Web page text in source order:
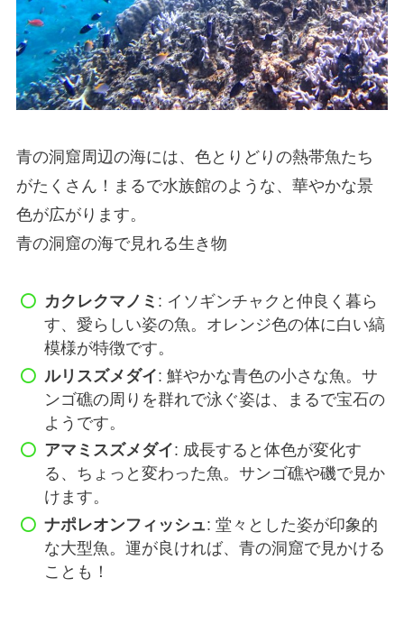
青の洞窟周辺の海には、色とりどりの熱帯魚たち
がたくさん！まるで水族館のような、華やかな景
色が広がります。
青の洞窟の海で見れる生き物
カクレクマノミ : イソギンチャクと仲良く暮ら
す、愛らしい姿の魚。オレンジ色の体に白い縞
模様が特徴です。
ルリスズメダイ: 鮮やかな青色の小さな魚。サ
ンゴ礁の周りを群れで泳ぐ姿は、まるで宝石の
ようです。
アマミスズメダイ: 成長すると体色が変化す
る、ちょっと変わった魚。サンゴ礁や磯で見か
けます。
ナポレオンフィッシュ: 堂々とした姿が印象的
な大型魚。運が良ければ、青の洞窟で見かける
ことも！